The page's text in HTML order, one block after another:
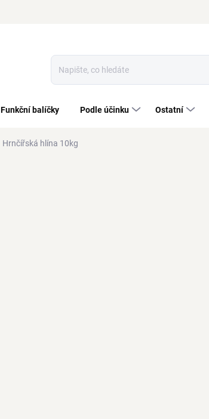
Funkční balíčky Podle účinku Ostatní
Hrnčířská hlína 10kg